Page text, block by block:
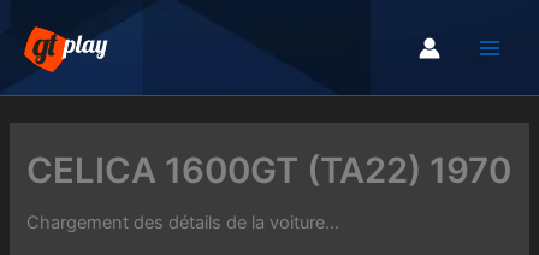
contenu
CELICA 1600GT (TA22) 1970
Chargement des détails de la voiture...